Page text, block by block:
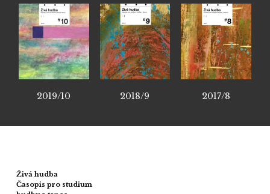
2019/10 2018/9 2017/8
Živá hudba
Časopis pro studium